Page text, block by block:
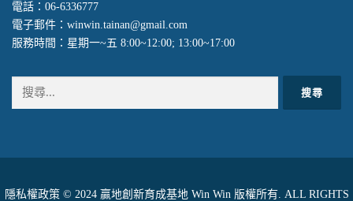
電話：06-6336777
電子郵件：winwin.tainan@gmail.com
服務時間：星期一~五 8:00~12:00; 13:00~17:00